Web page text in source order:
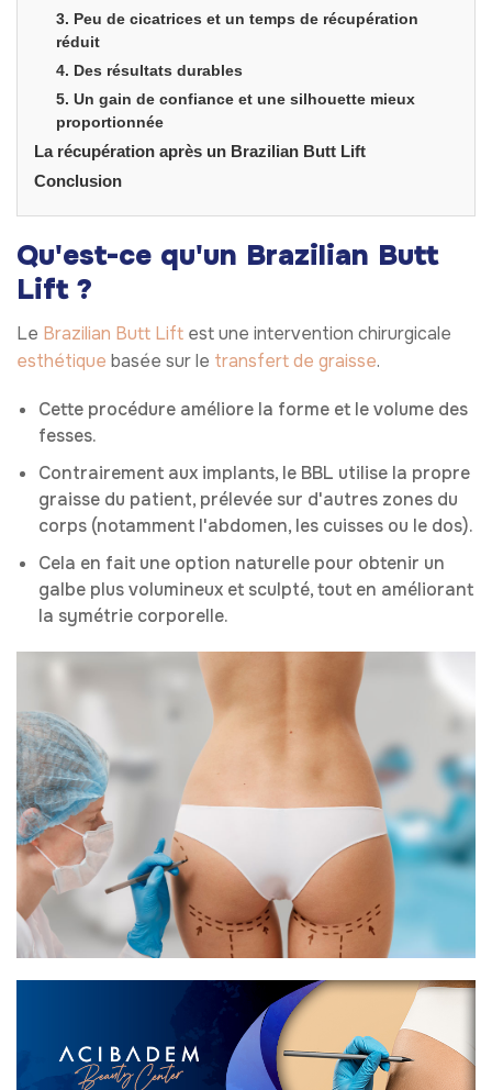
3. Peu de cicatrices et un temps de récupération
réduit
4. Des résultats durables
5. Un gain de confiance et une silhouette mieux
proportionnée
La récupération après un Brazilian Butt Lift
Conclusion
Qu'est-ce qu'un Brazilian Butt
Lift ?
Le Brazilian Butt Lift est une intervention chirurgicale
esthétique basée sur le transfert de graisse.
Cette procédure améliore la forme et le volume des
fesses.
Contrairement aux implants, le BBL utilise la propre
graisse du patient, prélevée sur d'autres zones du
corps (notamment l'abdomen, les cuisses ou le dos).
Cela en fait une option naturelle pour obtenir un
galbe plus volumineux et sculpté, tout en améliorant
la symétrie corporelle.